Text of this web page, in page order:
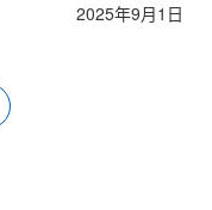
2025年9月1日